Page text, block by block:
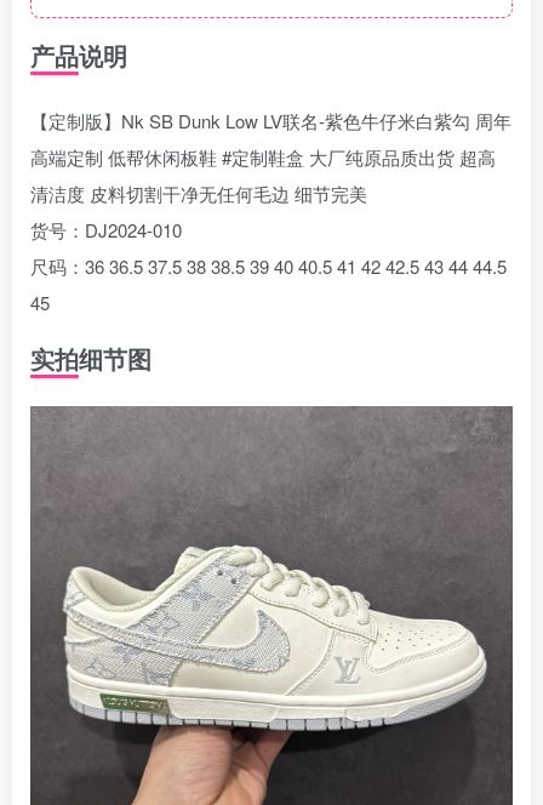
产品说明
【定制版】Nk SB Dunk Low LV联名-紫色牛仔米白紫勾 周年
高端定制 低帮休闲板鞋 #定制鞋盒 大厂纯原品质出货 超高
清洁度 皮料切割干净无任何毛边 细节完美
货号：DJ2024-010
尺码：36 36.5 37.5 38 38.5 39 40 40.5 41 42 42.5 43 44 44.5
45
实拍细节图